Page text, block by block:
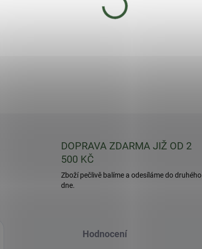
DOPRAVA ZDARMA JIŽ OD 2
500 KČ
Zboží pečlivě balíme a odesíláme do druhého
dne.
Hodnocení